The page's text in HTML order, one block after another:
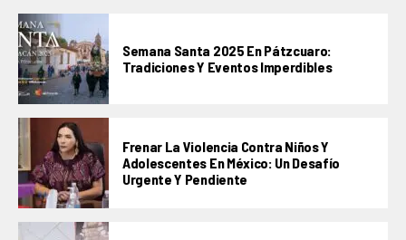
Semana Santa 2025 En Pátzcuaro:
Tradiciones Y Eventos Imperdibles
Frenar La Violencia Contra Niños Y
Adolescentes En México: Un Desafío
Urgente Y Pendiente